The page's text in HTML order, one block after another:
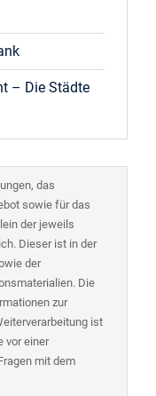
– Die Städte
das
sowie für das
der jeweils
Dieser ist in der
der
Die
zur
ist
vor einer
mit dem